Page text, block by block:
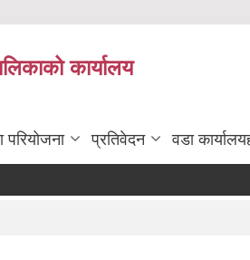
कार्यालय
परियोजना प्रतिवेदन वडा